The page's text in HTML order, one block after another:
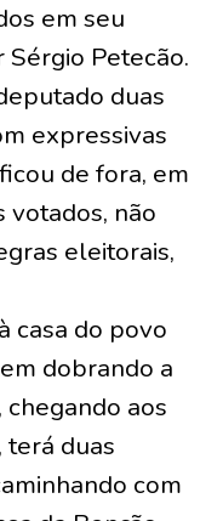
em seu
Sérgio Petecão.
duas
expressivas
de fora, em
votados, não
eleitorais,
casa do povo
dobrando a
aos
terá duas
com